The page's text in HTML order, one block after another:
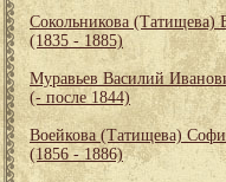
Сокольникова (Татищева)
(1835 - 1885)
Муравьев Василий
(- после 1844)
Воейкова (Татищева)
(1856 - 1886)